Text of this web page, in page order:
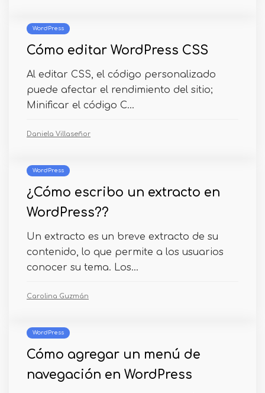
WordPress
Cómo editar WordPress CSS
Al editar CSS, el código personalizado
puede afectar el rendimiento del sitio;
Minificar el código C...
Daniela Villaseñor
WordPress
¿Cómo escribo un extracto en
WordPress??
Un extracto es un breve extracto de su
contenido, lo que permite a los usuarios
conocer su tema. Los...
Carolina Guzmán
WordPress
Cómo agregar un menú de
navegación en WordPress